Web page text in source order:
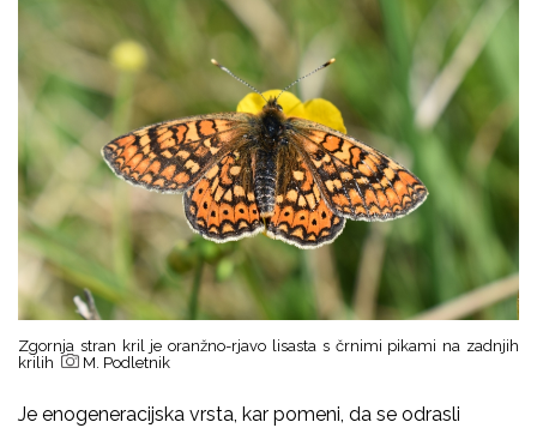
Zgornja stran kril je oranžno-rjavo lisasta s črnimi pikami na zadnjih
krilih
M. Podletnik
Je enogeneracijska vrsta, kar pomeni, da se odrasli